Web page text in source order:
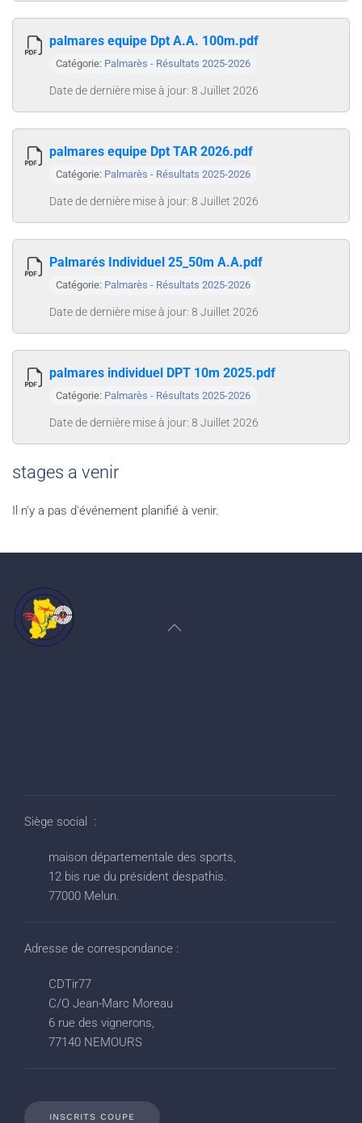
palmares equipe Dpt A.A. 100m.pdf
Catégorie: Palmarès - Résultats 2025-2026
Date de dernière mise à jour: 8 Juillet 2026
palmares equipe Dpt TAR 2026.pdf
Catégorie: Palmarès - Résultats 2025-2026
Date de dernière mise à jour: 8 Juillet 2026
Palmarés Individuel 25_50m A.A.pdf
Catégorie: Palmarès - Résultats 2025-2026
Date de dernière mise à jour: 8 Juillet 2026
palmares individuel DPT 10m 2025.pdf
Catégorie: Palmarès - Résultats 2025-2026
Date de dernière mise à jour: 8 Juillet 2026
stages a venir
Il n'y a pas d'événement planifié à venir.
Siège social :
maison départementale des sports,
12 bis rue du président despathis.
77000 Melun.
Adresse de correspondance :
CDTir77
C/O Jean-Marc Moreau
6 rue des vignerons,
77140 NEMOURS
INSCRITS COUPE